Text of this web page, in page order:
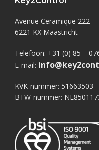
Avenue Ceramique 222
6221 KX Maastricht
Telefoon: +31 (0) 85 –
E-mail:
KVK-nummer: 51663503
BTW-nummer: